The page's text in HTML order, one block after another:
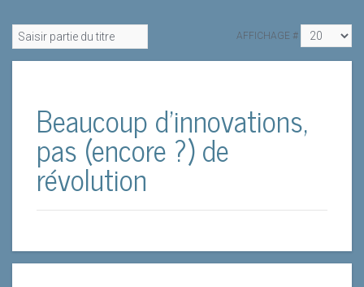
AFFICHAGE #
Beaucoup d’innovations,
pas (encore ?) de
révolution